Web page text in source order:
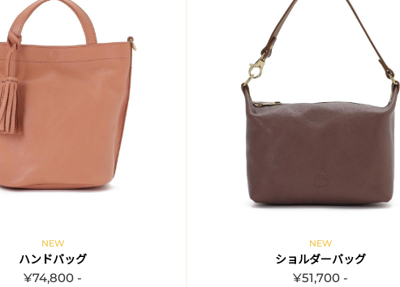
NEW
ハンドバッグ
¥74,800 -
NEW
ショルダーバッグ
¥51,700 -